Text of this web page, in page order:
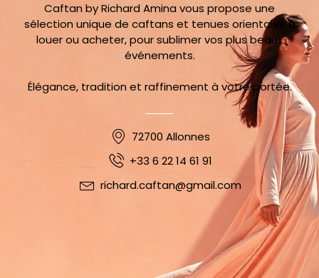
Caftan by Richard Amina vous propose une
sélection unique de caftans et tenues orientales à
louer ou acheter, pour sublimer vos plus beaux
événements.
Élégance, tradition et raffinement à votre portée.
72700 Allonnes
+33 6 22 14 61 91
richard.caftan@gmail.com